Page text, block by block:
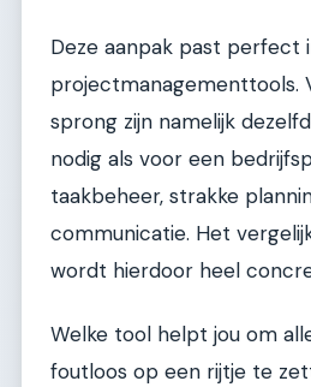
Deze aanpak past perfect
projectmanagementtools.
sprong zijn namelijk
nodig als voor een
taakbeheer, strakke
communicatie. Het
wordt hierdoor heel
Welke tool helpt jou om
foutloos op een rijtje te